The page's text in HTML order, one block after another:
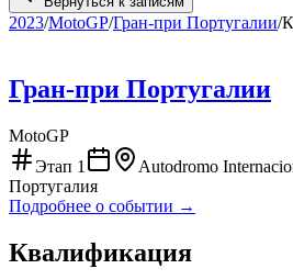
2023/MotoGP/Гран-при Португалии/
Гран-при Португалии
MotoGP
Этап 1
Autodromo
Португалия
Подробнее о событии →
Квалификация